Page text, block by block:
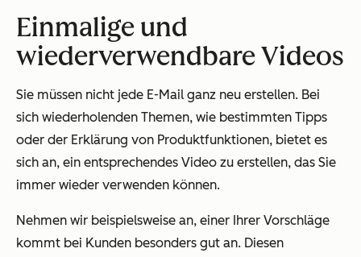
Einmalige und
wiederverwendbare Videos
Sie müssen nicht jede E-Mail ganz neu erstellen. Bei
sich wiederholenden Themen, wie bestimmten Tipps
oder der Erklärung von Produktfunktionen, bietet es
sich an, ein entsprechendes Video zu erstellen, das Sie
immer wieder verwenden können.
Nehmen wir beispielsweise an, einer Ihrer Vorschläge
kommt bei Kunden besonders gut an. Diesen